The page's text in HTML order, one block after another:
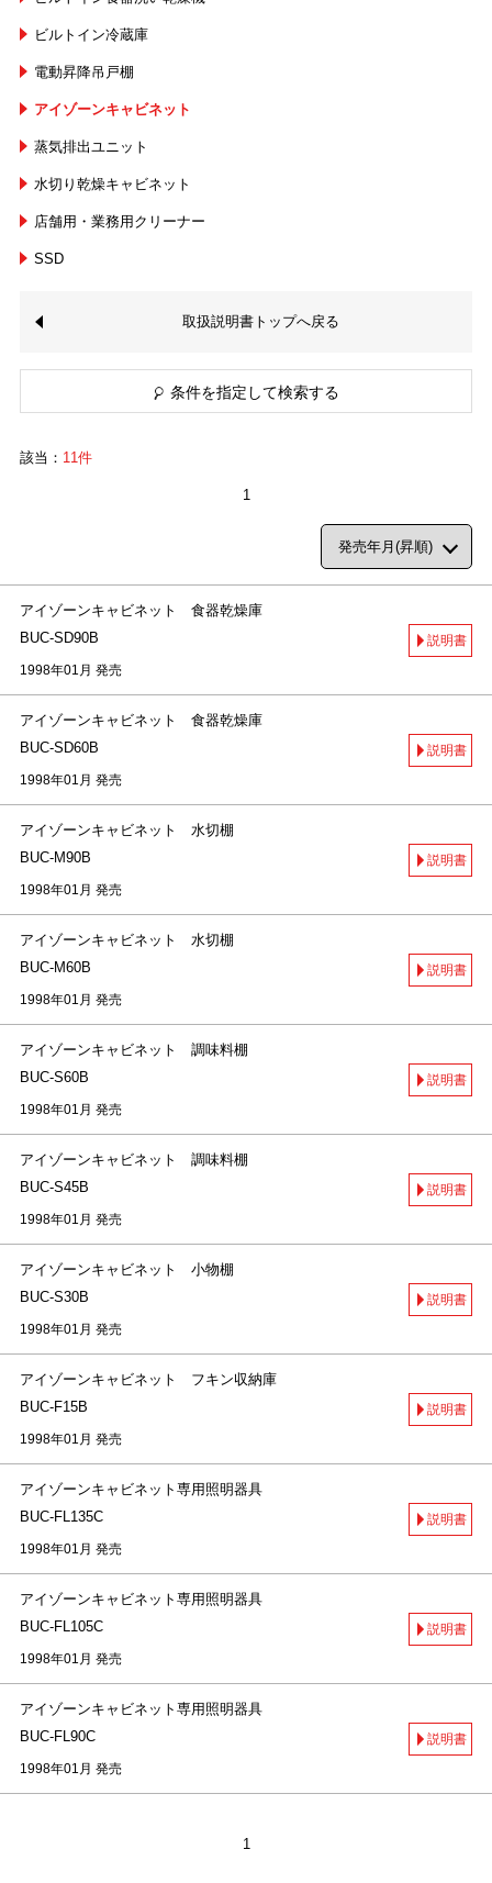
ビルトイン冷蔵庫
電動昇降吊戸棚
アイゾーンキャビネット
蒸気排出ユニット
水切り乾燥キャビネット
店舗用・業務用クリーナー
SSD
取扱説明書トップへ戻る
条件を指定して検索する
該当： 11件
1
アイゾーンキャビネット 食器乾燥庫
BUC-SD90B
1998年01月 発売
説明書
アイゾーンキャビネット 食器乾燥庫
BUC-SD60B
1998年01月 発売
説明書
アイゾーンキャビネット 水切棚
BUC-M90B
1998年01月 発売
説明書
アイゾーンキャビネット 水切棚
BUC-M60B
1998年01月 発売
説明書
アイゾーンキャビネット 調味料棚
BUC-S60B
1998年01月 発売
説明書
アイゾーンキャビネット 調味料棚
BUC-S45B
1998年01月 発売
説明書
アイゾーンキャビネット 小物棚
BUC-S30B
1998年01月 発売
説明書
アイゾーンキャビネット フキン収納庫
BUC-F15B
1998年01月 発売
説明書
アイゾーンキャビネット専用照明器具
BUC-FL135C
1998年01月 発売
説明書
アイゾーンキャビネット専用照明器具
BUC-FL105C
1998年01月 発売
説明書
アイゾーンキャビネット専用照明器具
BUC-FL90C
1998年01月 発売
説明書
1